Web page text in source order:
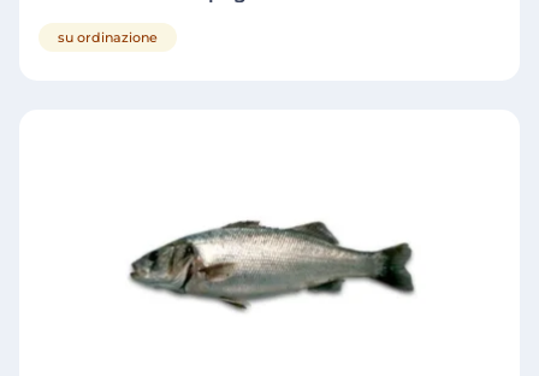
su ordinazione